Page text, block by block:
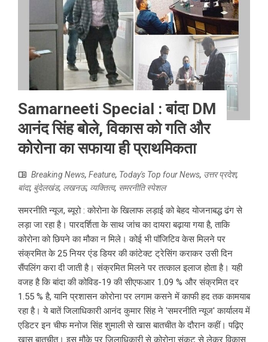
Samarneeti Special : बांदा DM
आनंद सिंह बोले, विकास को गति और
कोरोना का सफाया ही प्राथमिकता
Breaking News, Feature, Today's Top four News, उत्तर प्रदेश,
बांदा, बुंदेलखंड, लखनऊ, व्यक्तित्व, समरनीति स्पेशल
समरनीति न्यूज, ब्यूरो : कोरोना के खिलाफ लड़ाई को बेहद योजनाबद्ध ढंग से
लड़ा जा रहा है। पारदर्शिता के साथ जांच का दायरा बढ़ाया गया है, ताकि
कोरोना को छिपने का मौका न मिले। कोई भी पाॅजिटिव केस मिलने पर
संक्रमित के 25 नियर एंड डियर की कांटेक्ट ट्रेसिंग कराकर उसी दिन
सैंपलिंग करा दी जाती है। संक्रमित मिलने पर तत्काल इलाज होता है। यही
वजह है कि बांदा की कोविड-19 की सीएफआर 1.09 % और संक्रमित दर
1.55 % है, यानि प्रशासन कोरोना पर लगाम कसने में काफी हद तक कामयाब
रहा है। ये बातें जिलाधिकारी आनंद कुमार सिंह ने 'समरनीति न्यूज' कार्यालय में
एडिटर इन चीफ मनोज सिंह शुमाली से खास बातचीत के दौरान कहीं। पढ़िए
खास बातचीत। इस मौके पर जिलाधिकारी से कोरोना संकट से लेकर विकास